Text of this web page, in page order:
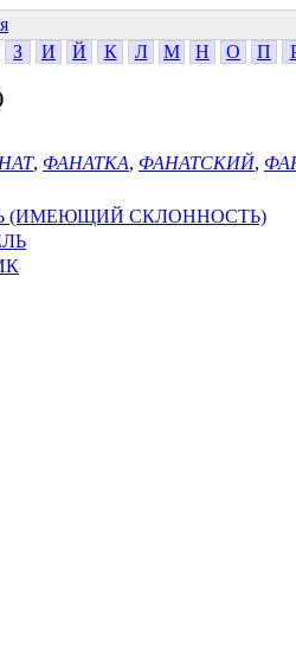
З И Й К Л М Н О П
, ФАНАТКА, ФАНАТСКИЙ,
(ИМЕЮЩИЙ СКЛОННОСТЬ)